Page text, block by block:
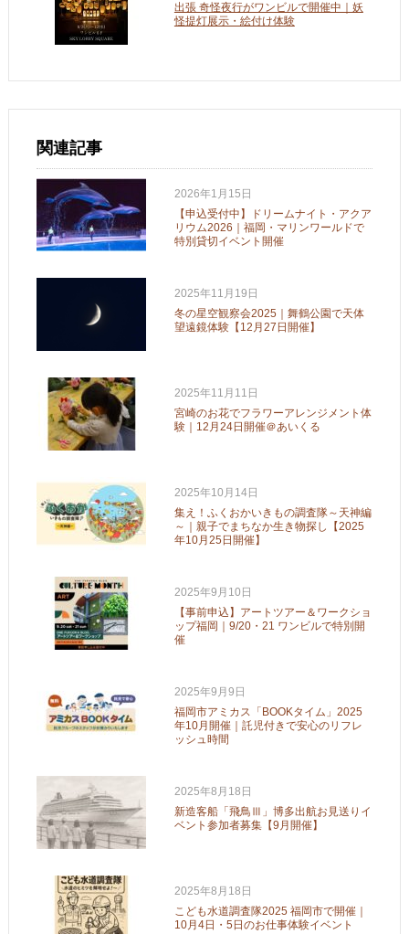
出張 奇怪夜行がワンビルで開催中｜妖
怪提灯展示・絵付け体験
関連記事
2026年1月15日
【申込受付中】ドリームナイト・アクア
リウム2026｜福岡・マリンワールドで
特別貸切イベント開催
2025年11月19日
冬の星空観察会2025｜舞鶴公園で天体
望遠鏡体験【12月27日開催】
2025年11月11日
宮崎のお花でフラワーアレンジメント体
験｜12月24日開催＠あいくる
2025年10月14日
集え！ふくおかいきもの調査隊～天神編
～｜親子でまちなか生き物探し【2025
年10月25日開催】
2025年9月10日
【事前申込】アートツアー＆ワークショ
ップ福岡｜9/20・21 ワンビルで特別開
催
2025年9月9日
福岡市アミカス「BOOKタイム」2025
年10月開催｜託児付きで安心のリフレ
ッシュ時間
2025年8月18日
新造客船「飛鳥Ⅲ」博多出航お見送りイ
ベント参加者募集【9月開催】
2025年8月18日
こども水道調査隊2025 福岡市で開催｜
10月4日・5日のお仕事体験イベント